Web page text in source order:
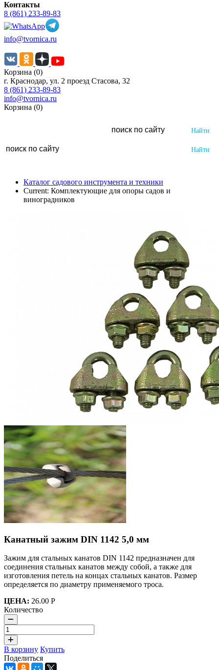
Контакты
8 (861) 233-89-83
info@tvornica.ru
Корзина (0)
г. Краснодар, ул. 2 проезд Стасова, 32
8 (861) 233-89-83
info@tvornica.ru
Корзина (0)
Каталог садового инструмента и техники
Current: Комплектующие для опоры садов и
виноградников
Канатный зажим DIN 1142 5,0 мм
Зажим для стальных канатов DIN 1142 предназначен для
соединения стальных канатов между собой, а также для
изготовления петель на концах стальных канатов. Размер
определяется по диаметру применяемого троса.
ЦЕНА: 26.00 Р
Количество
В корзину Купить
Поделиться